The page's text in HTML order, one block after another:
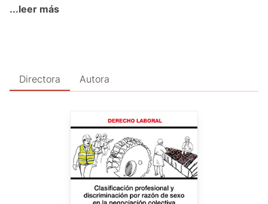
Castellón. Autora de más de cien estudios científicos
La negociación colectiva en el sector de la construcción
(2002); Deber de obediencia y despido por desobediencia
(1997). Autora del I Plan de Igualdad, del Protocolo contra el
Acoso y responsable de la Unidad de Igualdad de la
Universitat Jaume I de Castellón, desde su creación hasta
2013. Miembro de la Red Europea genSET-Gender in Science
(Dialogue and Action for Gender Equality & Research
Excellence in European Science). Consejera y miembro de la
...leer más
Directora Autora